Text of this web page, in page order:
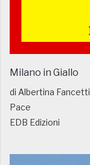
Milano in Giallo
di Albertina
Pace
EDB Edizioni